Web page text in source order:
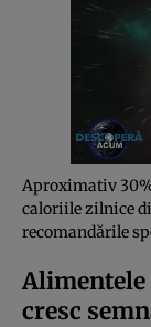
Aproximativ
caloriile zilnice
recomandările
cresc